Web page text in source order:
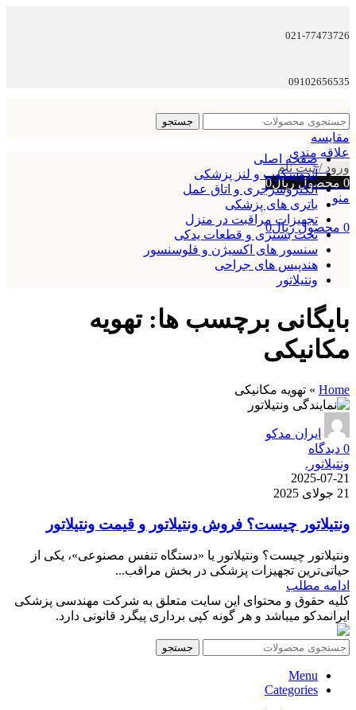
021-77473726
09102656535
جستجو
مقایسه
علاقه مندی
ورود / ثبت نام
0 محصول ریال0
منو
0 محصول ریال0
صفحه اصلی
آندوسکوپ و لنز پزشکی
الکتروسرجری و اتاق عمل
باتری های پزشکی
تجهیزات مراقبت در منزل
تخت بستری و قطعات یدکی
سنسور های اکسیژن و فلوسنسور
هندپیس های جراحی
ونتیلاتور
بایگانی برچسب ها: تهویه
مکانیکی
Home
» تهویه مکانیکی
ایران مدکو
0 دیدگاه
ونتیلاتور.
2025-07-21
21 جولای 2025
ونتیلاتور چیست؟ فروش ونتیلاتور و قیمت ونتیلاتور
ونتیلاتور چیست؟ ونتیلاتور یا «دستگاه تنفس مصنوعی»، یکی از
حیاتی‌ترین تجهیزات پزشکی در بخش مراقب...
ادامه مطلب
کلیه حقوق و محتوای این سایت متعلق به شرکت مهندسی پزشکی
ایرانمدکو میباشد و هر گونه کپی برداری پیگرد قانونی دارد.
جستجو
Menu
Categories